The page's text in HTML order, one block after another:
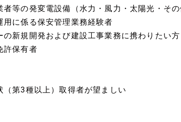
者等の発変電設備（水力・風力・太陽光・そ
用に係る保安管理業務経験者
の新規開発および建設工事業務に携わりたい方
許保有者
（第3種以上）取得者が望ましい